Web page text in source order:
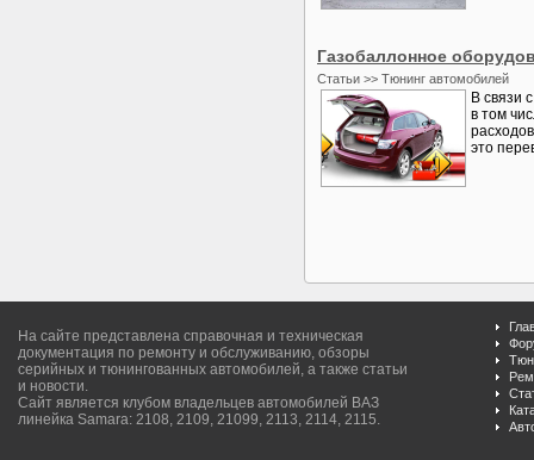
Газобаллонное
Статьи >> Тюнинг автомобилей
В связи
в том
это
На сайте представлена справочная и техническая
документация по ремонту и обслуживанию, обзоры
серийных и тюнингованных автомобилей, а также статьи
и новости.
Сайт является клубом владельцев автомобилей ВАЗ
линейка Samara: 2108, 2109, 21099, 2113, 2114, 2115.